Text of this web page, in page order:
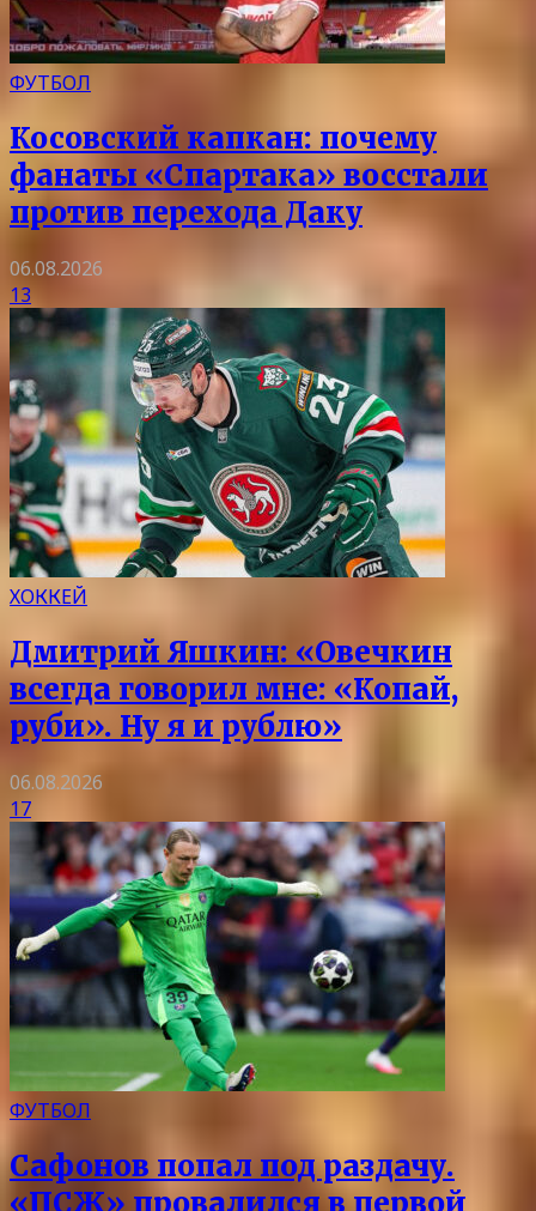
ФУТБОЛ
Косовский капкан: почему
фанаты «Спартака» восстали
против перехода Даку
06.08.2026
13
ХОККЕЙ
Дмитрий Яшкин: «Овечкин
всегда говорил мне: «Копай,
руби». Ну я и рублю»
06.08.2026
17
ФУТБОЛ
Сафонов попал под раздачу.
«ПСЖ» провалился в первой